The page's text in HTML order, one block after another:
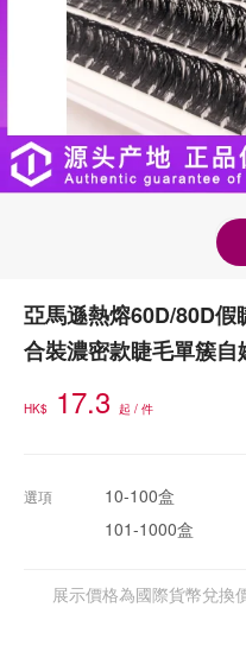
亞馬遜熱熔60D/80D
合裝濃密款睫毛單簇自
HK$ 17.3 起 / 件
選項 10-100盒
101-1000盒
展示價格為國際貨幣兌換